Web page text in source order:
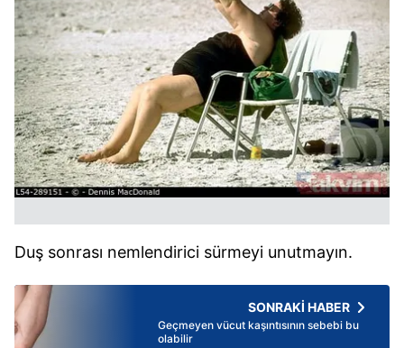
Duş sonrası nemlendirici sürmeyi unutmayın.
SONRAKİ HABER
Geçmeyen vücut kaşıntısının sebebi bu
olabilir